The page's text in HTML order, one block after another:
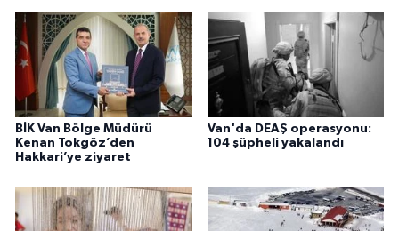
BİK Van Bölge Müdürü
Kenan Tokgöz’den
Hakkari’ye ziyaret
Van'da DEAŞ operasyonu:
104 şüpheli yakalandı